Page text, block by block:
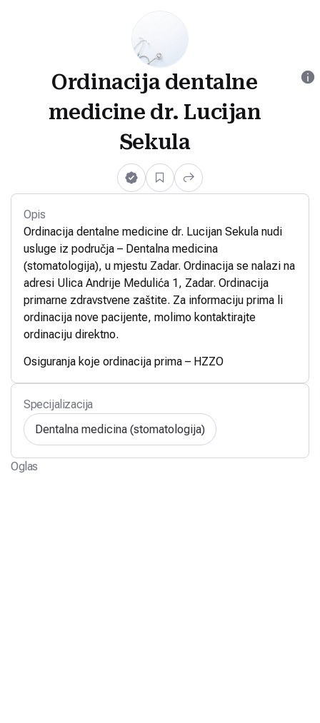
Ordinacija dentalne
medicine dr. Lucijan
Sekula
Opis
Ordinacija dentalne medicine dr. Lucijan Sekula nudi
usluge iz područja – Dentalna medicina
(stomatologija), u mjestu Zadar. Ordinacija se nalazi na
adresi Ulica Andrije Medulića 1, Zadar. Ordinacija
primarne zdravstvene zaštite. Za informaciju prima li
ordinacija nove pacijente, molimo kontaktirajte
ordinaciju direktno.
Osiguranja koje ordinacija prima – HZZO
Specijalizacija
Dentalna medicina (stomatologija)
Oglas